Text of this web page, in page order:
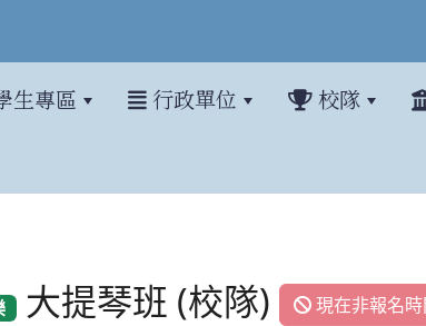
生專區 行政單位 校隊
大提琴班 (校隊) 現在非報名時